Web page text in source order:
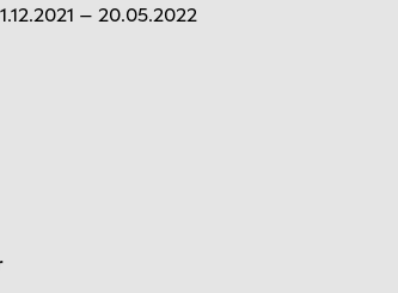
– 20.05.2022